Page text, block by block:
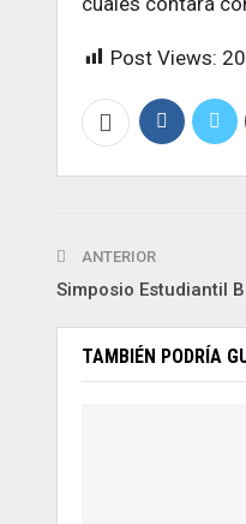
Post Views:
ANTERIOR
Simposio Estudiantil
TAMBIÉN PODRÍA